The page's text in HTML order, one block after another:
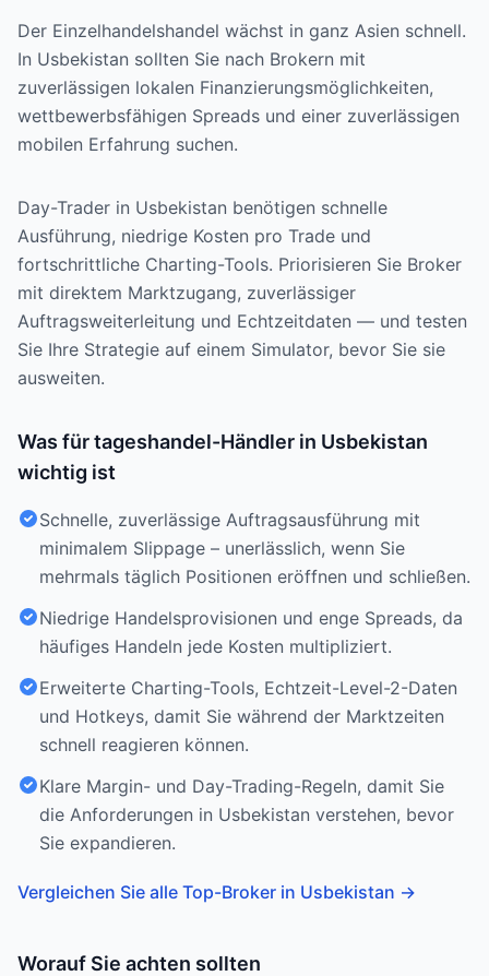
Der Einzelhandelshandel wächst in ganz Asien schnell.
In Usbekistan sollten Sie nach Brokern mit
zuverlässigen lokalen Finanzierungsmöglichkeiten,
wettbewerbsfähigen Spreads und einer zuverlässigen
mobilen Erfahrung suchen.
Day-Trader in Usbekistan benötigen schnelle
Ausführung, niedrige Kosten pro Trade und
fortschrittliche Charting-Tools. Priorisieren Sie Broker
mit direktem Marktzugang, zuverlässiger
Auftragsweiterleitung und Echtzeitdaten — und testen
Sie Ihre Strategie auf einem Simulator, bevor Sie sie
ausweiten.
Was für tageshandel-Händler in Usbekistan
wichtig ist
Schnelle, zuverlässige Auftragsausführung mit
minimalem Slippage – unerlässlich, wenn Sie
mehrmals täglich Positionen eröffnen und schließen.
Niedrige Handelsprovisionen und enge Spreads, da
häufiges Handeln jede Kosten multipliziert.
Erweiterte Charting-Tools, Echtzeit-Level-2-Daten
und Hotkeys, damit Sie während der Marktzeiten
schnell reagieren können.
Klare Margin- und Day-Trading-Regeln, damit Sie
die Anforderungen in Usbekistan verstehen, bevor
Sie expandieren.
Vergleichen Sie alle Top-Broker in Usbekistan →
Worauf Sie achten sollten